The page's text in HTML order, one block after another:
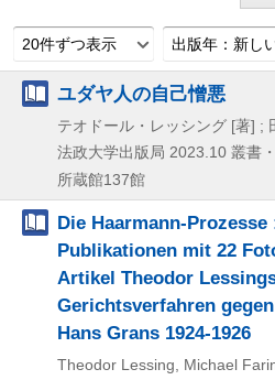
20件ずつ表示 出版年：新し
ユダヤ人の自己憎悪
テオドール・レッシング [著] ;
法政大学出版局 2023.10 叢書
所蔵館137館
Die Haarmann-
Publikationen mit 22
Artikel Theodor
Gerichtsverfahren
Hans Grans 1924-1926
Theodor Lessing, Michael